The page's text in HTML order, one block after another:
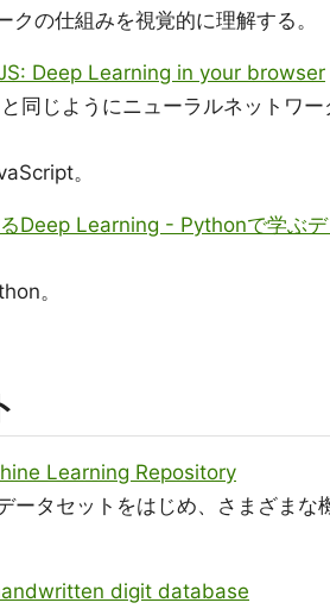
クの仕組みを視覚的に理解する。
Deep Learning in your browser
同じようにニューラルネットワ
。
Deep Learning - Pythonで学ぶ
。
Learning Repository
ータセットをはじめ、さまざまな
digit database